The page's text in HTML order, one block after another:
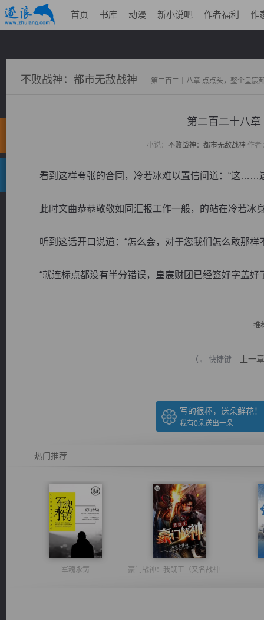
首页 书库 动漫 新小说吧 作者福利 作
不败战神：都市无敌战神 第二百二十八章 点点头，整个皇宸
第二百二十八
小说： 不败战神：都市无敌战神 作者
看到这样夸张的合同，冷若冰难以置信问道：“这……
此时文曲恭恭敬敬如同汇报工作一般，的站在冷若冰
听到这话开口说道：“怎么会，对于您我们怎么敢那样
“就连标点都没有半分错误，皇宸财团已经签好字盖好
推
（← 快捷键 上一章
写的很棒，送朵鲜花！
我有0朵送出一朵
热门推荐
军魂永铸 豪门战神：我既王（又名战神归来不败神婿修罗战神）